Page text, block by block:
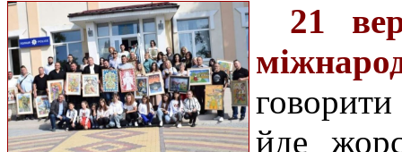
21
йде